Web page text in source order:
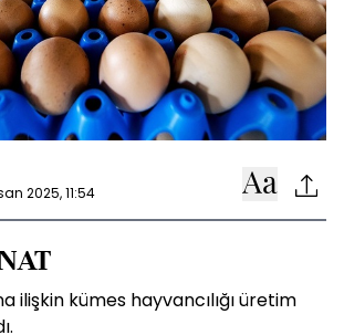
2025, 11:54
ilişkin kümes hayvancılığı üretim